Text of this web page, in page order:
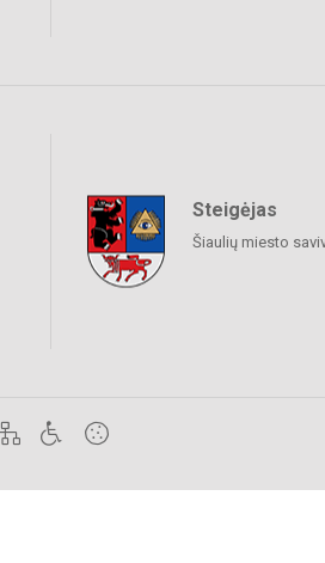
Steigėjas
Šiaulių miesto